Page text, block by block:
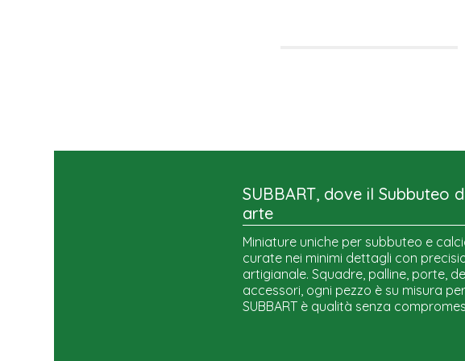
SUBBART, dove il Subbuteo
arte
Miniature uniche per subbuteo e
curate nei minimi dettagli con
artigianale. Squadre, palline, porte,
accessori, ogni pezzo è su misura
SUBBART è qualità senza